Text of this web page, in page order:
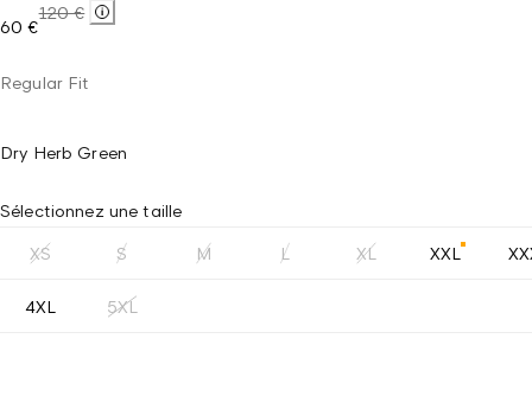
60 €
120 €
Regular Fit
Dry Herb Green
Sélectionnez une taille
XS S M L XL XXL
4XL 5XL